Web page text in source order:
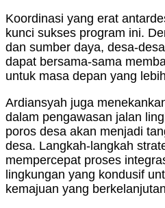
Koordinasi yang erat
kunci sukses program ini.
dan sumber daya, desa-
dapat bersama-sama
untuk masa depan yang
Ardiansyah juga
dalam pengawasan jalan
poros desa akan menjadi
desa. Langkah-langkah
mempercepat proses
lingkungan yang kondusif
kemajuan yang